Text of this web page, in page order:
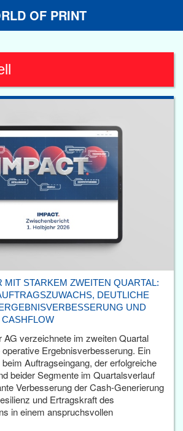
OF PRINT
MIT STARKEM ZWEITEN QUARTAL:
DEUTLICHE
UND
AG verzeichnete im zweiten Quartal
Ergebnisverbesserung. Ein
Auftragseingang, der erfolgreiche
beider Segmente im Quartalsverlauf
Verbesserung der Cash-Generierung
und Ertragskraft des
in einem anspruchsvollen